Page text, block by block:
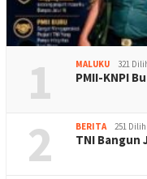
1 MALUKU 321
PMII-KNPI
2 BERITA 251
TNI Bangun